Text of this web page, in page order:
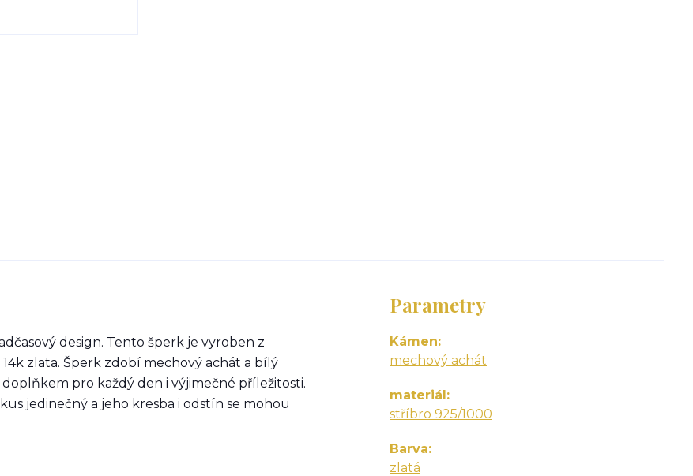
design. Tento šperk je vyroben z
zlata. Šperk zdobí mechový achát a bílý
pro každý den i výjimečné příležitosti.
jedinečný a jeho kresba i odstín se mohou
Parametry
Kámen
mechový achát
materiál
stříbro 925/1000
Barva
zlatá